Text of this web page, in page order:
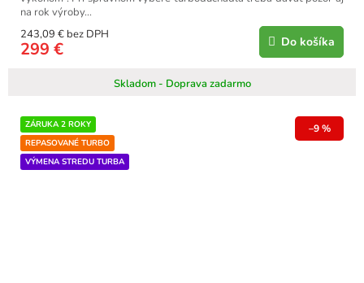
Skladom - Doprava zadarmo
243,09 € bez DPH
299 € Do košíka
na rok výroby...
ZÁRUKA 2 ROKY
REPASOVANÉ TURBO
VÝMENA STREDU TURBA
–9 %